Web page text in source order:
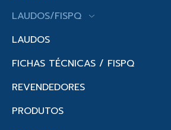
LAUDOS/FISPQ
LAUDOS
FICHAS TÉCNICAS / FISPQ
REVENDEDORES
PRODUTOS